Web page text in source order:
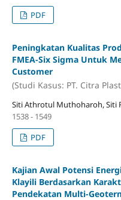
PDF
Peningkatan Kualitas
FMEA-Six Sigma Untuk
Customer
(Studi Kasus: PT. Citra
Siti Athrotul Muthoharoh, Siti
1538 - 1549
PDF
Kajian Awal Potensi
Klayili Berdasarkan
Pendekatan Multi-